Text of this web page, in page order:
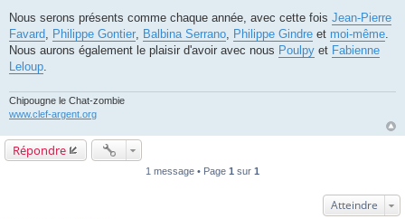
Nous serons présents comme chaque année, avec cette fois Jean-Pierre
Favard, Philippe Gontier, Balbina Serrano, Philippe Gindre et moi-même.
Nous aurons également le plaisir d'avoir avec nous Poulpy et Fabienne
Leloup.
Chipougne le Chat-zombie
www.clef-argent.org
Répondre
1 message • Page 1 sur 1
Atteindre